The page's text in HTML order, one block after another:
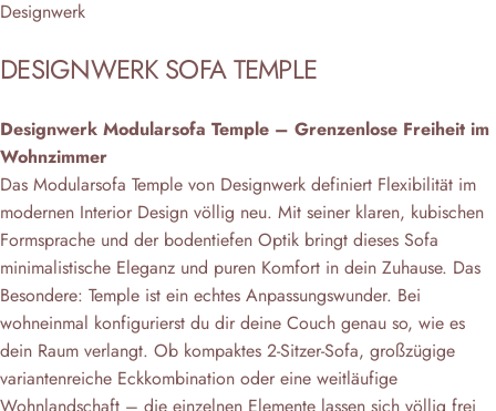
Anbieter:
Designwerk
DESIGNWERK SOFATEMPLE
Designwerk Modularsofa Temple – Grenzenlose Freiheit im
Wohnzimmer
Das Modularsofa Temple von Designwerk definiert Flexibilität im
modernen Interior Design völlig neu. Mit seiner klaren, kubischen
Formsprache und der bodentiefen Optik bringt dieses Sofa
minimalistische Eleganz und puren Komfort in dein Zuhause. Das
Besondere: Temple ist ein echtes Anpassungswunder. Bei
wohneinmal konfigurierst du dir deine Couch genau so, wie es
dein Raum verlangt. Ob kompaktes 2-Sitzer-Sofa, großzügige
variantenreiche Eckkombination oder eine weitläufige
Wohnlandschaft – die einzelnen Elemente lassen sich völlig frei